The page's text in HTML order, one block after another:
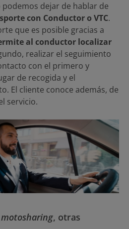
dejar de hablar de
con Conductor o VTC.
que es posible gracias a
al conductor localizar
realizar el seguimiento
con el primero y
de recogida y el
El cliente conoce además, de
servicio.
motosharing, otras